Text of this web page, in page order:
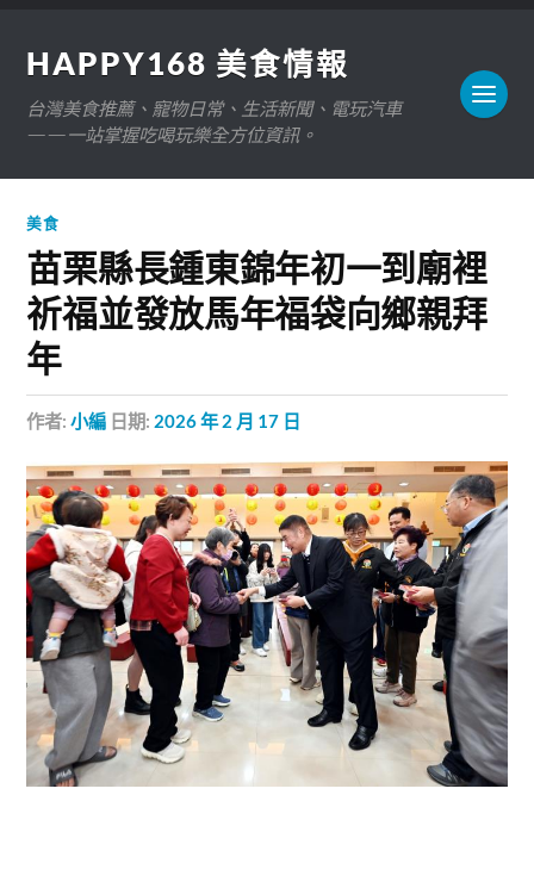
HAPPY168 美食情報
台灣美食推薦、寵物日常、生活新聞、電玩汽車
——一站掌握吃喝玩樂全方位資訊。
美食
苗栗縣長鍾東錦年初一到廟裡
祈福並發放馬年福袋向鄉親拜
年
作者:小編 日期: 2026 年 2 月 17 日